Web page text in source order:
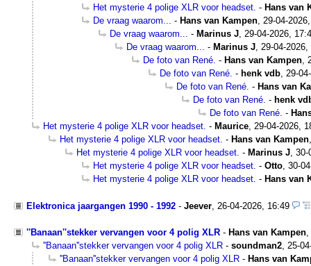
Het mysterie 4 polige XLR voor headset. - Hans van
De vraag waarom...
- Hans van Kampen 29-04-
De vraag waarom...
- Marinus J 29-04-2026,
De vraag waarom...
- Marinus J 29-04-2026,
De foto van René. - Hans van Kampen
De foto van René. - henk vdb 29-
De foto van René. - Hans van
De foto van René. - henk
De foto van René. -
Het mysterie 4 polige XLR voor headset. - Maurice 29-04-2026,
Het mysterie 4 polige XLR voor headset. - Hans van Kampen
Het mysterie 4 polige XLR voor headset. - Marinus J 30-
Het mysterie 4 polige XLR voor headset. - Otto 30-
Het mysterie 4 polige XLR voor headset. - Hans van
Elektronica jaargangen 1990 - 1992 - Jeever 26-04-2026, 16:49
''Banaan''stekker vervangen voor 4 polig XLR - Hans van Kampen,
''Banaan''stekker vervangen voor 4 polig XLR - soundman2, 25-
''Banaan''stekker vervangen voor 4 polig XLR - Hans van